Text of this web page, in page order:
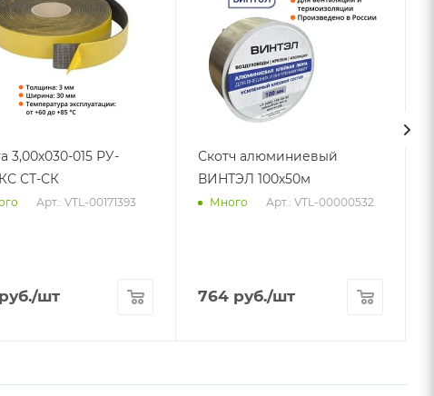
3,00х030-015 РУ-
СТ-СК
Арт.: VTL-00171393
руб./шт
Скотч алюминиевый
ВИНТЭЛ 100х50м
Много Арт.: VTL-00000532
764 руб./шт